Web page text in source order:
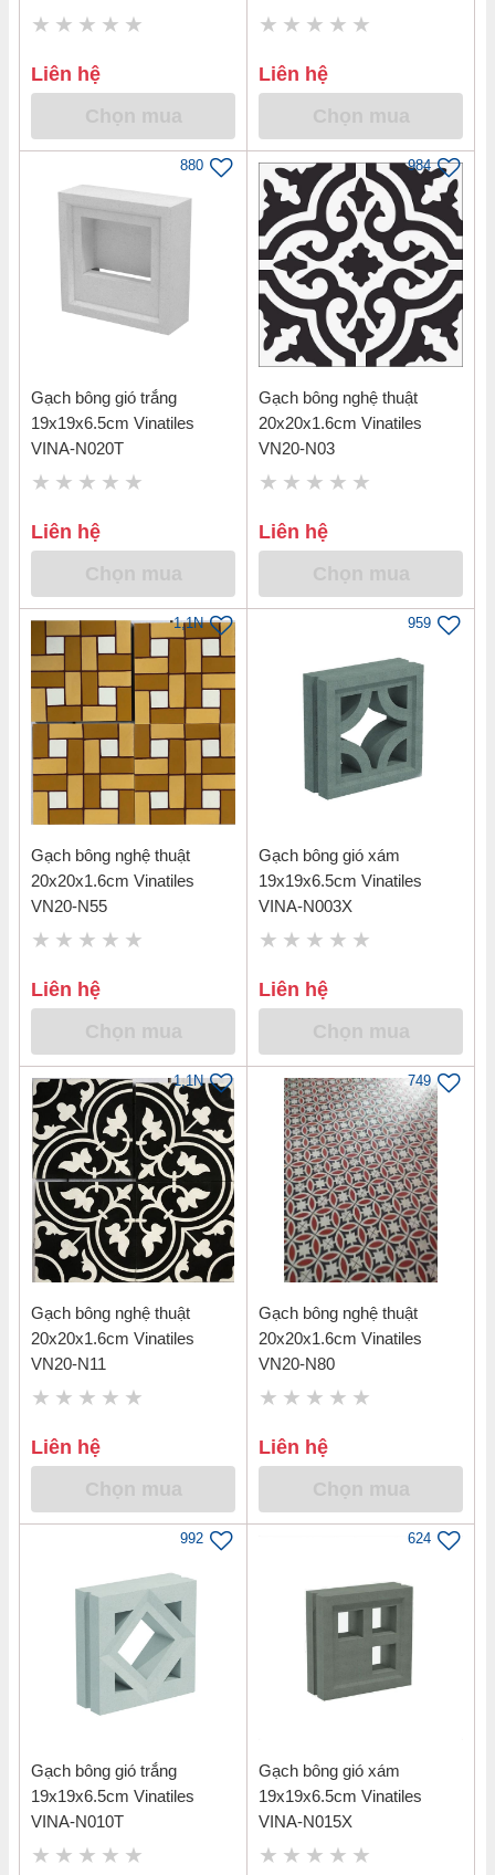
Liên hệ
Liên hệ
880
Gạch bông gió trắng
19x19x6.5cm Vinatiles
VINA-N020T
Liên hệ
984
Gạch bông nghệ thuật
20x20x1.6cm Vinatiles
VN20-N03
Liên hệ
1,1N
Gạch bông nghệ thuật
20x20x1.6cm Vinatiles
VN20-N55
Liên hệ
959
Gạch bông gió xám
19x19x6.5cm Vinatiles
VINA-N003X
Liên hệ
1,1N
Gạch bông nghệ thuật
20x20x1.6cm Vinatiles
VN20-N11
Liên hệ
749
Gạch bông nghệ thuật
20x20x1.6cm Vinatiles
VN20-N80
Liên hệ
992
Gạch bông gió trắng
19x19x6.5cm Vinatiles
VINA-N010T
624
Gạch bông gió xám
19x19x6.5cm Vinatiles
VINA-N015X